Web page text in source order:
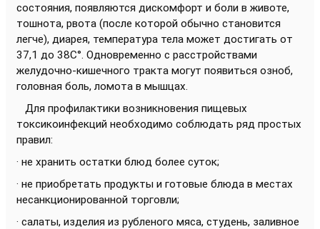
состояния, появляются дискомфорт и боли в животе,
тошнота, рвота (после которой обычно становится
легче), диарея, температура тела может достигать от
37,1 до 38С°. Одновременно с расстройствами
желудочно-кишечного тракта могут появиться озноб,
головная боль, ломота в мышцах.
Для профилактики возникновения пищевых
токсикоинфекций необходимо соблюдать ряд простых
правил:
· не хранить остатки блюд более суток;
· не приобретать продукты и готовые блюда в местах
несанкционированной торговли;
· салаты, изделия из рубленого мяса, студень, заливное